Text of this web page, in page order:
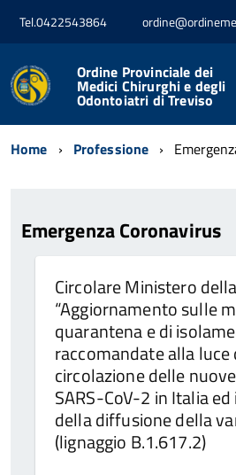
Tel.0422543864
Ordine Provinciale dei
Medici Chirurghi e degli
Odontoiatri di Treviso
Home Professione
Emergenza Coronavirus
Circolare Ministero
“Aggiornamento sulle
quarantena e di
raccomandate alla luce
circolazione delle
SARS-CoV-2 in Italia
della diffusione della
(lignaggio B.1.617.2)